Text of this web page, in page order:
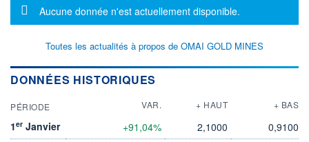
Message d'information
Aucune donnée n'est actuellement disponible.
Toutes les actualités à propos de OMAI GOLD MINES
DONNÉES HISTORIQUES
PÉRIODE VAR. + HAUT + BAS
1er Janvier +91,04% 2,1000
0,9100